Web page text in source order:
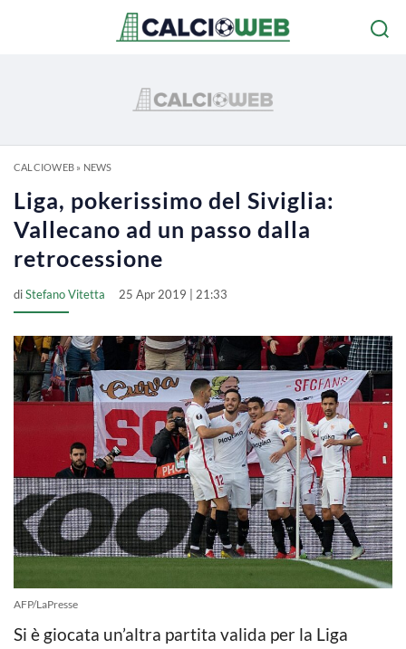
CALCIOWEB» NEWS
Liga, pokerissimo del Siviglia:
Vallecano ad un passo dalla
retrocessione
diStefano Vitetta 25 Apr 2019 | 21:33
AFP/LaPresse
Si è giocata un’altra partita valida per la Liga